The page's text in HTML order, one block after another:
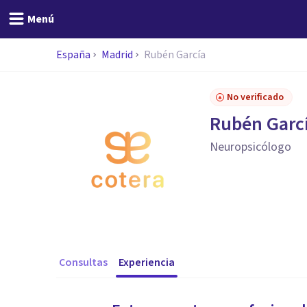
Menú
España Madrid Rubén García
No verificado
Rubén
Neuropsicólogo
Consultas Experiencia